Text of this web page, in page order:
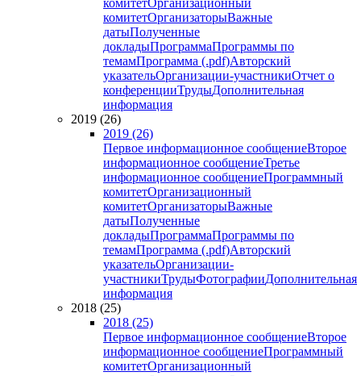
комитетОрганизационный
комитетОрганизаторыВажные
датыПолученные
докладыПрограммаПрограммы по
темамПрограмма (.pdf)Авторский
указательОрганизации-участникиОтчет о
конференцииТрудыДополнительная
информация
2019 (26)
2019 (26)
Первое информационное сообщениеВторое
информационное сообщениеТретье
информационное сообщениеПрограммный
комитетОрганизационный
комитетОрганизаторыВажные
датыПолученные
докладыПрограммаПрограммы по
темамПрограмма (.pdf)Авторский
указательОрганизации-
участникиТрудыФотографииДополнительная
информация
2018 (25)
2018 (25)
Первое информационное сообщениеВторое
информационное сообщениеПрограммный
комитетОрганизационный